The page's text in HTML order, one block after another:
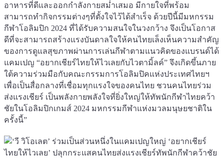
อาหารที่ดีและออกกำลังกายสม่ำเสมอ มีกายใจที่พร้อม
สามารถทำกิจกรรมต่างๆที่ตั้งใจไว้ได้สำเร็จ ด้วยปีนี้มีมหกรรม
กีฬาโอลิมปิก 2024 ที่ได้รับความสนใจในวงกว้าง จึงเป็นโอกาส
ดีที่จะสามารถสร้างแรงบันดาลใจให้คนไทยเล็งเห็นความสำคัญ
ของการดูแลสุขภาพผ่านการเล่นกีฬาตามแนวคิดของแบรนด์ได้
แคมเปญ “อยากเชียร์ไทยให้ไวเลยกับไวตามิ้ลค์” จึงเกิดขึ้นภาย
ใต้ความร่วมมือกับคณะกรรมการโอลิมปิคแห่งประเทศไทยฯ
เพื่อเป็นสื่อกลางที่เชื่อมทุกแรงใจของคนไทย ชวนคนไทยร่วม
ส่งแรงเชียร์ เป็นพลังกายพลังใจที่ยิ่งใหญ่ให้ทัพนักกีฬาไทยคว้า
ชัยในโอลิมปิกเกมส์ 2024 มหกรรมกีฬาแห่งมวลมนุษยชาติใน
ครั้งนี้”